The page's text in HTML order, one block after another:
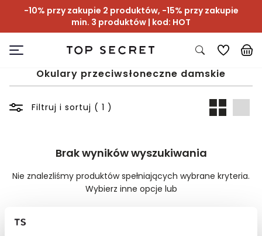
-10% przy zakupie 2 produktów, -15% przy zakupie
min. 3 produktów | kod: HOT
Okulary przeciwsłoneczne damskie
Filtruj i sortuj ( 1 )
Brak wyników wyszukiwania
Nie znalezliśmy produktów spełniających wybrane kryteria.
Wybierz inne opcje lub